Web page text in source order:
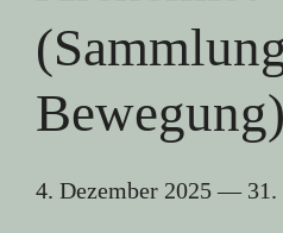
Bewegung)
4. Dezember 2025— 31.